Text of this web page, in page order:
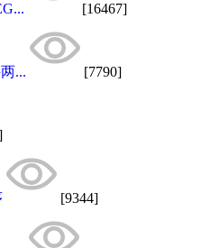
[16467]
... [7790]
[9344]